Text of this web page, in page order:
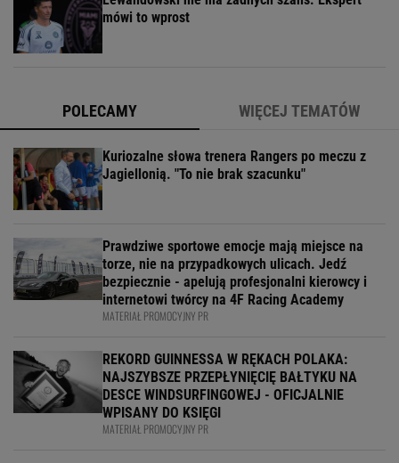
mówi to wprost
POLECAMY WIĘCEJ TEMATÓW
Kuriozalne słowa trenera Rangers po meczu z
Jagiellonią. "To nie brak szacunku"
Prawdziwe sportowe emocje mają miejsce na
torze, nie na przypadkowych ulicach. Jedź
bezpiecznie - apelują profesjonalni kierowcy i
internetowi twórcy na 4F Racing Academy
MATERIAŁ PROMOCYJNY PR
REKORD GUINNESSA W RĘKACH POLAKA:
NAJSZYBSZE PRZEPŁYNIĘCIĘ BAŁTYKU NA
DESCE WINDSURFINGOWEJ - OFICJALNIE
WPISANY DO KSIĘGI
MATERIAŁ PROMOCYJNY PR